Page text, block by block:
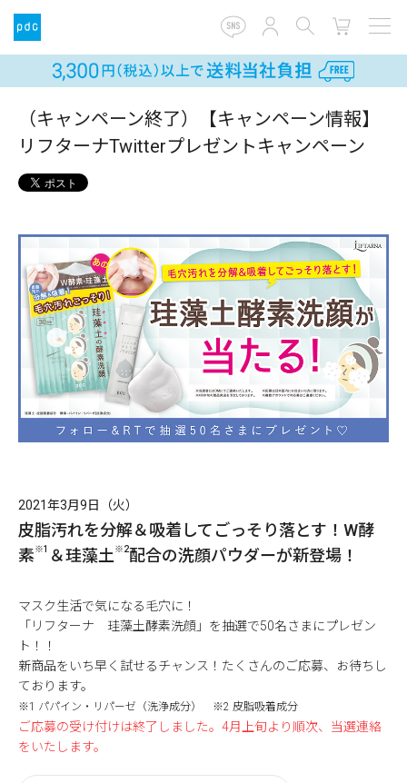
（キャンペーン終了）【キャンペーン情報】
リフターナTwitterプレゼントキャンペーン
2021年3月9日（火）
皮脂汚れを分解＆吸着してごっそり落とす！ W酵
素※1 ＆珪藻土※2配合の洗顔パウダーが新登場！
マスク生活で気になる毛穴に！
「リフターナ 珪藻土酵素洗顔」を抽選で50名さまにプレゼン
ト！！
新商品をいち早く試せるチャンス！たくさんのご応募、お待ちし
ております。
※1 パパイン・リパーゼ（洗浄成分） ※2 皮脂吸着成分
ご応募の受け付けは終了しました。4月上旬より順次、当選連絡
をいたします。